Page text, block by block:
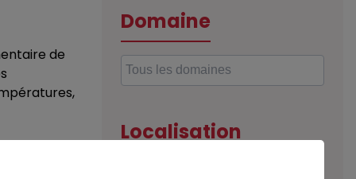
de
de
Domaine
Localisation